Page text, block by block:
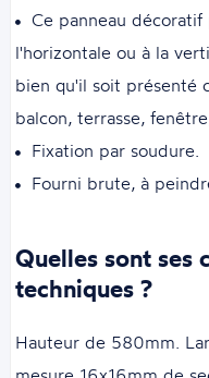
Ce panneau
l'horizontale ou à la
bien qu'il soit présenté
balcon, terrasse,
Fixation par soudure.
Fourni brute, à
Quelles sont ses
techniques ?
Hauteur de 580mm.